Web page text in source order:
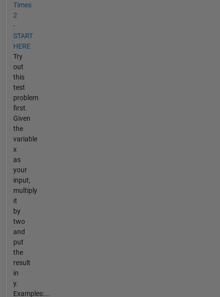
Times
2
-
START
HERE
Try
out
this
test
problem
first.
Given
the
variable
x
as
your
input,
multiply
it
by
two
and
put
the
result
in
y.
Examples:...